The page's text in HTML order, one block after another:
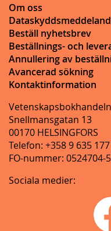
Om oss
Beställ nyhetsbrev
Beställnings- och
Annullering av
Avancerad sökning
Kontaktinformation
Vetenskapsbokhandeln
Snellmansgatan 13
00170 HELSINGFORS
Telefon: +358 9 635 177
FO-nummer: 0524704-5
Sociala medier: